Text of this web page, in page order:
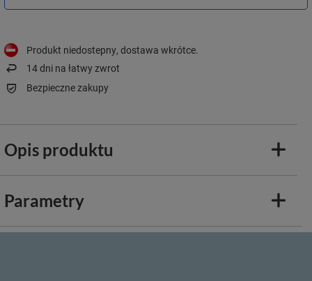
Produkt niedostepny, dostawa wkrótce
14dni na łatwy zwrot
Bezpieczne zakupy
Opis produktu
Parametry